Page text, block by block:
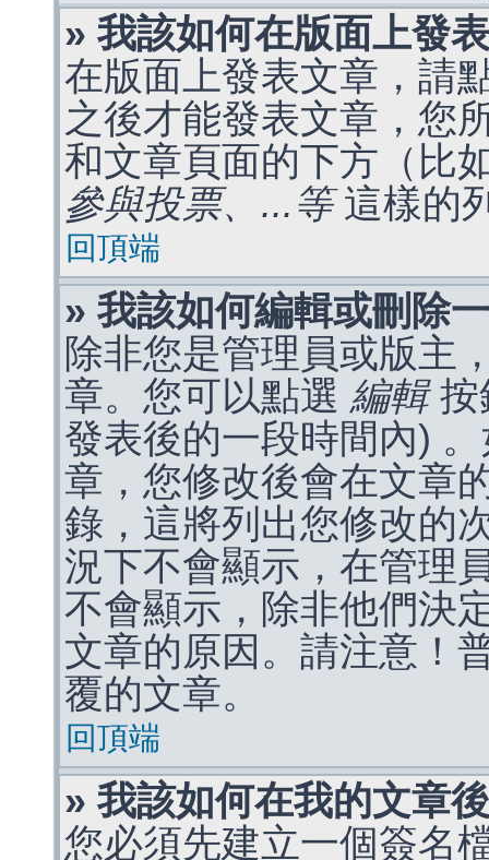
» 我該如何在版面上發
在版面上發表文章，請
之後才能發表文章，您
和文章頁面的下方（比
參與投票、...等這樣的
回頂端
» 我該如何編輯或刪除
除非您是管理員或版主
章。您可以點選 編輯按
發表後的一段時間內)
章，您修改後會在文章
錄，這將列出您修改的
況下不會顯示，在管理
不會顯示，除非他們決
文章的原因。請注意！
覆的文章。
回頂端
» 我該如何在我的文章
您必須先建立一個簽名